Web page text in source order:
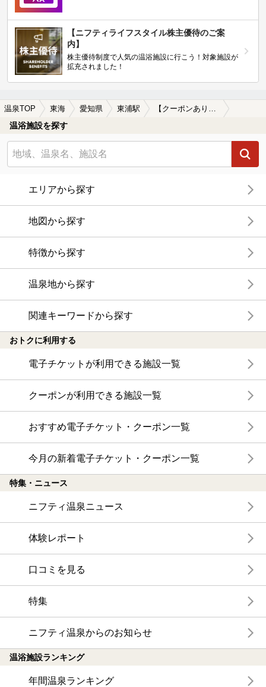
【ニフティライフスタイル株主優待のご案
内】
株主優待制度で人気の温浴施設に行こう！対象施設が
拡充されました！
温泉TOP 東海 愛知県 東浦駅 【クーポンあり】一人旅におすすめの東浦駅近くの温泉、日帰り温泉、スーパー銭湯おすすめ
温浴施設を探す
エリアから探す
地図から探す
特徴から探す
温泉地から探す
関連キーワードから探す
おトクに利用する
電子チケットが利用できる施設一覧
クーポンが利用できる施設一覧
おすすめ電子チケット・クーポン一覧
今月の新着電子チケット・クーポン一覧
特集・ニュース
ニフティ温泉ニュース
体験レポート
口コミを見る
特集
ニフティ温泉からのお知らせ
温浴施設ランキング
年間温泉ランキング